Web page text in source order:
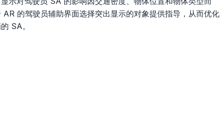
的驾驶员辅助界面选择突出显示的对象提供指导，从而优化
SA。